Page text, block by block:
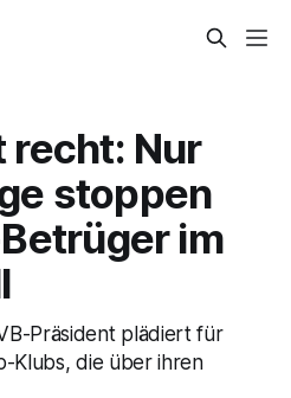
recht: Nur
stoppen
im
Präsident plädiert für
Klubs, die über ihren